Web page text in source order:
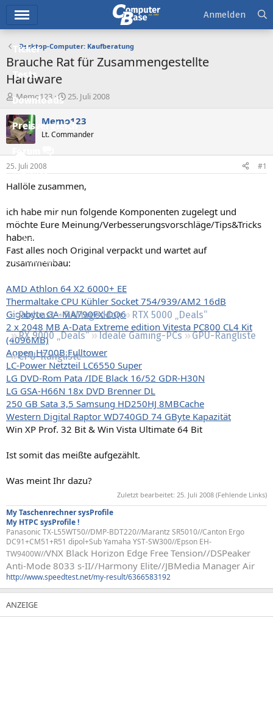
Ticker
Tests
Downloads
Preisvergleich
Forum
Aktuelles
Neue Beiträge
Neueste Aktivitäten
Leserartikel
Podcast RAMageddon
RTX 5000 „Deals“
RX 9000 „Deals“
Ideale Gaming-PCs
GPU-Rangliste
CPU-Rangliste
Anmelden
Desktop-Computer: Kaufberatung
Brauche Rat für Zusammengestellte
Hardware
E
r
s
t
e
e
r
Memo123
E
s
e
t
a
25. Juli 2008
Memo123
Lt. Commander
25. Juli 2008 #1
Hallöle zusammen,
ich habe mir nun folgende Komponenten zugelegt und
möchte Eure Meinung/Verbesserungsvorschläge/Tips&Tricks
haben.
Fast alles noch Original verpackt und wartet auf
zusammenbau:
AMD Athlon 64 X2 6000+ EE
Thermaltake CPU Kühler Socket 754/939/AM2 16dB
Gigabyte GA-MA790FX-DQ6
2 x 2048 MB A-Data Extreme edition Vitesta PC800 CL4 Kit
(4096MB)
Aopen H700B Fulltower
LC-Power Netzteil LC6550 Super
LG DVD-Rom Pata /IDE Black 16/52 GDR-H30N
LG GSA-H66N 18x DVD Brenner DL
250 GB Sata 3,5 Samsung HD250HJ 8MBCache
Western Digital Raptor WD740GD 74 GByte Kapazität
Win XP Prof. 32 Bit & Win Vista Ultimate 64 Bit
Ist somit das meißte aufgezählt.
Was meint Ihr dazu?
Zuletzt bearbeitet: 25. Juli 2008 (Fehlende Links)
My Taschenrechner sysProfile
My HTPC sysProfile !
Panasonic TX-L55WT50//DMP-BDT220//Marantz SR5010//Canton Ergo
DC91+CM51+R51 dipol+Sub Yamaha YST-SW300//Epson EH-
TW9400W//VNX Black Horizon Edge Free Tension//DSPeaker
Anti-Mode 8033 s-II//Harmony Elite//JBMedia Manager Air
http://www.speedtest.net/my-result/6366583192